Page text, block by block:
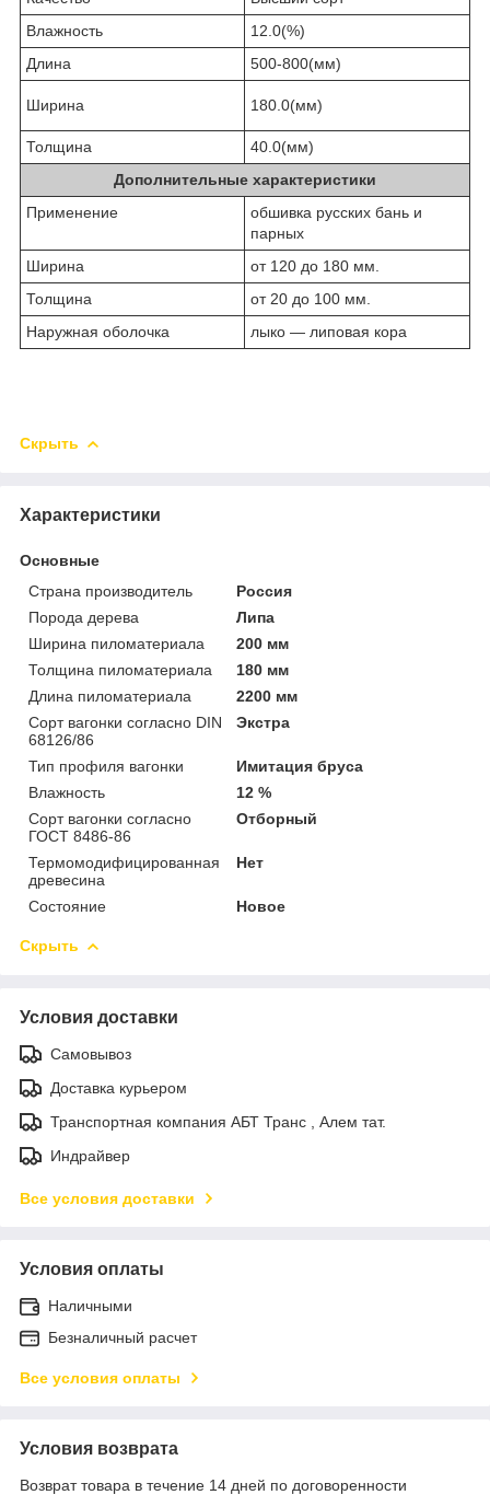
Влажность
12.0(%)
Длина
500-800(мм)
Ширина 180.0(мм)
Толщина
40.0(мм)
Дополнительные характеристики
Применение
обшивка русских бань и
парных
Ширина
от 120 до 180 мм.
Толщина
от 20 до 100 мм.
Наружная оболочка
лыко — липовая кора
Скрыть
Характеристики
Основные
Страна производитель
Россия
Порода дерева
Липа
Ширина пиломатериала
200 мм
Толщина пиломатериала
180 мм
Длина пиломатериала
2200 мм
Сорт вагонки согласно DIN
68126/86
Экстра
Тип профиля вагонки
Имитация бруса
Влажность
12 %
Сорт вагонки согласно
ГОСТ 8486-86
Отборный
Термомодифицированная
древесина
Нет
Состояние Новое
Скрыть
Условия доставки
Самовывоз
Доставка курьером
Транспортная компания АБТ Транс , Алем тат.
Индрайвер
Все условия доставки
Условия оплаты
Наличными
Безналичный расчет
Все условия оплаты
Условия возврата
Возврат товара в течение 14 дней по договоренности